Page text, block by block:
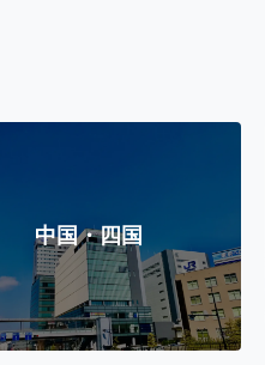
中国・四国